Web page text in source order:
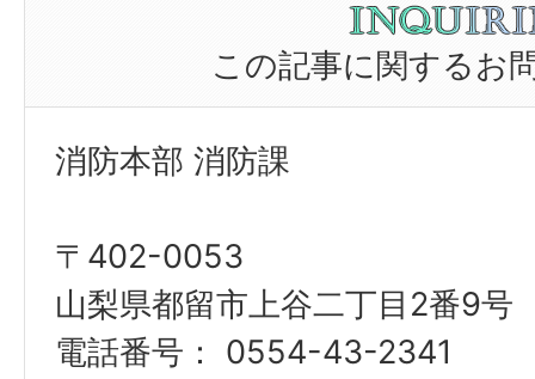
この記事に関するお
消防本部 消防課
〒402-0053
山梨県都留市上谷二丁目2番9号
電話番号： 0554-43-2341